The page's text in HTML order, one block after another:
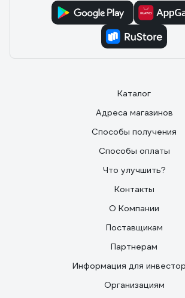
возьму еще!
Каталог
Адреса магазинов
Способы получения
Способы оплаты
Что улучшить?
Контакты
О Компании
Поставщикам
Партнерам
Информация для
Организациям